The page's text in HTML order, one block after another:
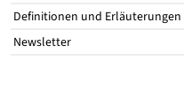
Definitionen und Erläuterungen
Newsletter